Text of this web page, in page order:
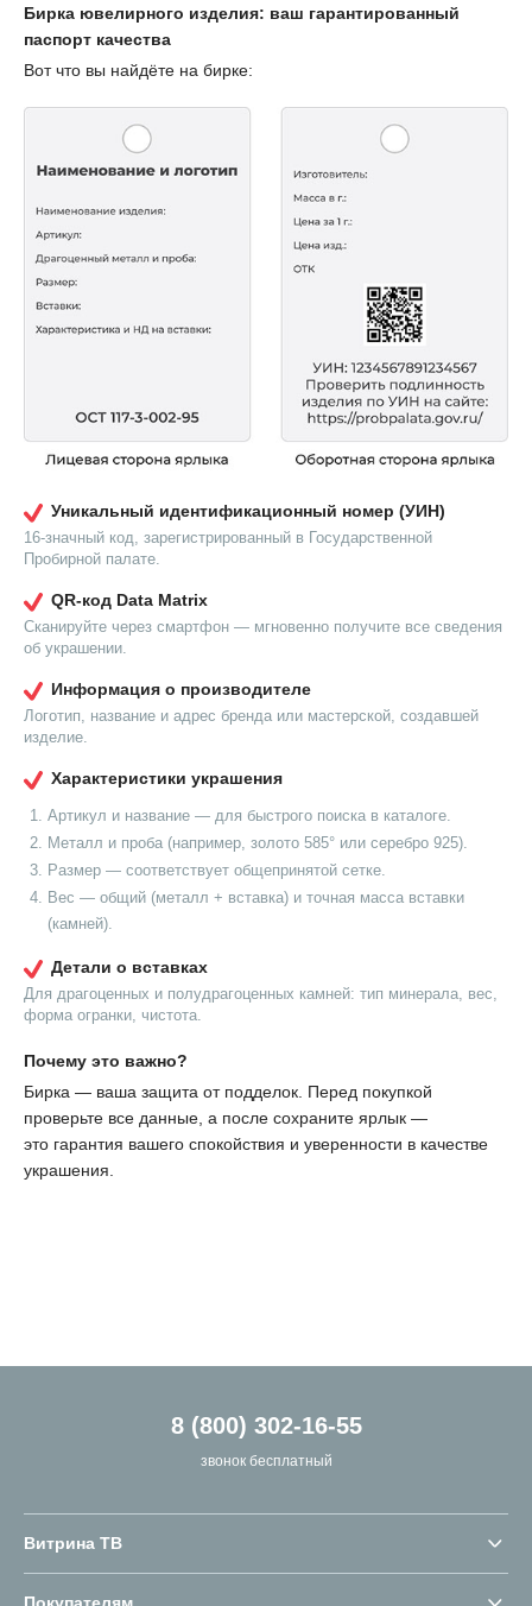
Бирка ювелирного изделия: ваш гарантированный
паспорт качества
Вот что вы найдёте на бирке:
Уникальный идентификационный номер (УИН)
16-значный код, зарегистрированный в Государственной
Пробирной палате.
QR-код Data Matrix
Сканируйте через смартфон — мгновенно получите все сведения
об украшении.
Информация о производителе
Логотип, название и адрес бренда или мастерской, создавшей
изделие.
Характеристики украшения
Артикул и название — для быстрого поиска в каталоге.
Металл и проба (например, золото 585° или серебро 925).
Размер — соответствует общепринятой сетке.
Вес — общий (металл + вставка) и точная масса вставки
(камней).
Детали о вставках
Для драгоценных и полудрагоценных камней: тип минерала, вес,
форма огранки, чистота.
Почему это важно?
Бирка — ваша защита от подделок. Перед покупкой
проверьте все данные, а после сохраните ярлык —
это гарантия вашего спокойствия и уверенности в качестве
украшения.
8 (800) 302-16-55
звонок бесплатный
Витрина ТВ